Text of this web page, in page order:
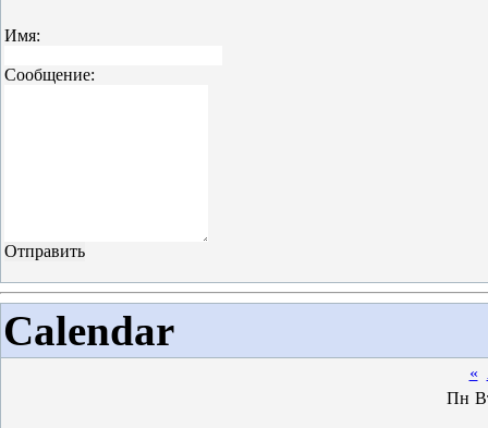
Имя:
Сообщение:
Calendar
«
Пн